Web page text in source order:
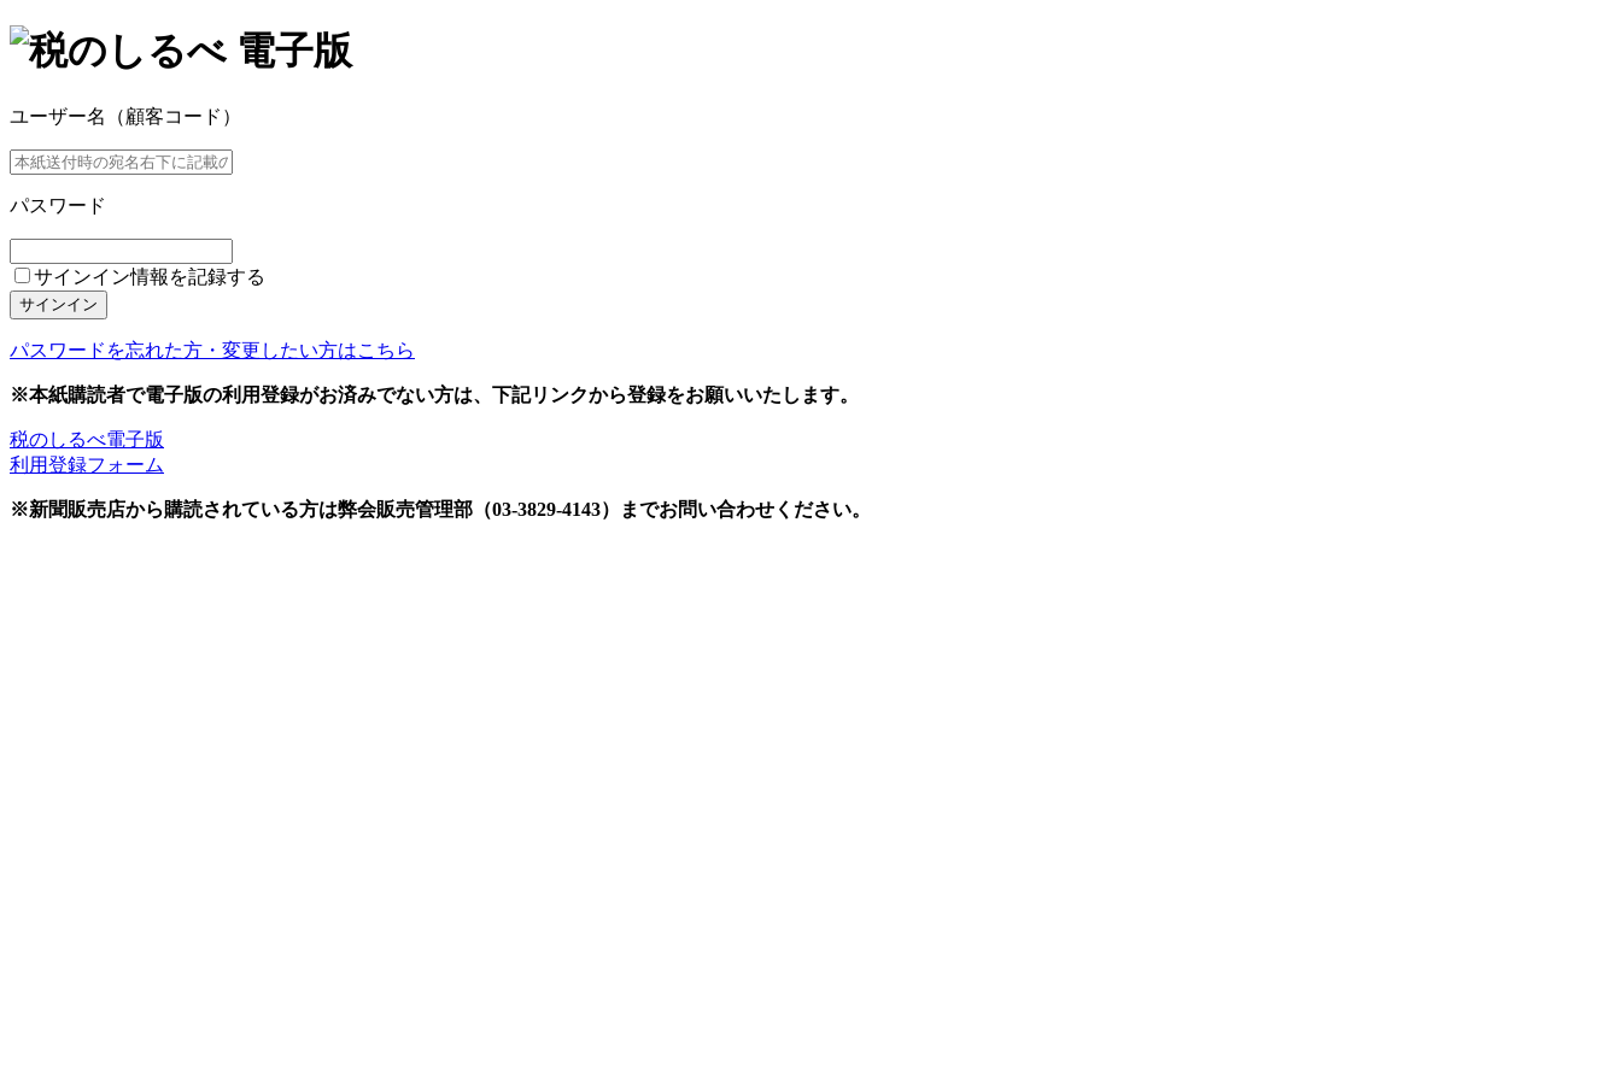
ユーザー名（顧客コード）
パスワード
サインイン情報を記録する
サインイン
パスワードを忘れた方・変更したい方はこちら
※本紙購読者で電子版の利用登録がお済みでない方は、下記リンクから登録をお願いいたします。
税のしるべ電子版
利用登録フォーム
※新聞販売店から購読されている方は弊会販売管理部（03-3829-4143）までお問い合わせください。